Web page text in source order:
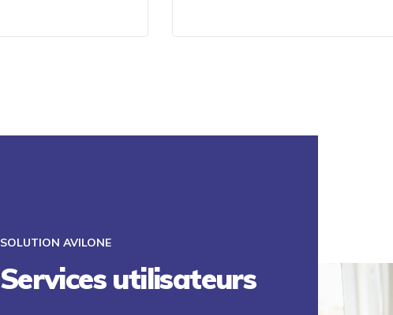
SOLUTION AVILONE
Services utilisateurs